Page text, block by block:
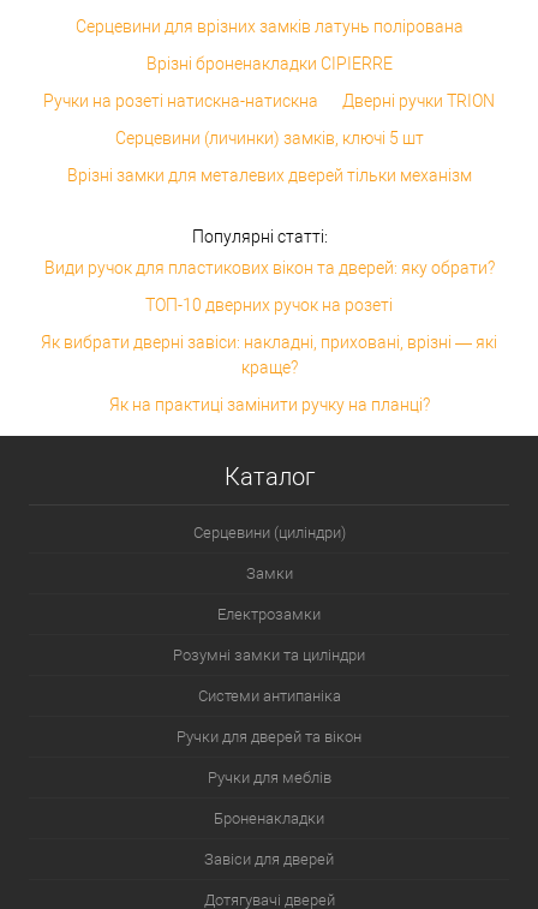
Серцевини для врізних замків латунь полірована
Врізні броненакладки CIPIERRE
Ручки на розеті натискна-натискна
Дверні ручки TRION
Серцевини (личинки) замків, ключі 5 шт
Врізні замки для металевих дверей тільки механізм
Популярні статті:
Види ручок для пластикових вікон та дверей: яку обрати?
ТОП-10 дверних ручок на розеті
Як вибрати дверні завіси: накладні, приховані, врізні — які
краще?
Як на практиці замінити ручку на планці?
Каталог
Серцевини (циліндри)
Замки
Електрозамки
Розумні замки та циліндри
Системи антипаніка
Ручки для дверей та вікон
Ручки для меблів
Броненакладки
Завіси для дверей
Дотягувачі дверей